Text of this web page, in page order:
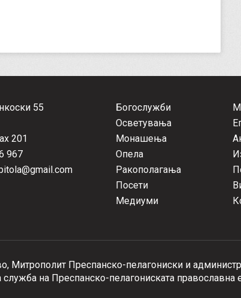
55
201
967
Богослужби
Осветувања
Монашења
Опела
Ракополагања
Посети
Медиуми
Митрополит Преспанско-пелагониски и
на Преспанско-пелагониската православна